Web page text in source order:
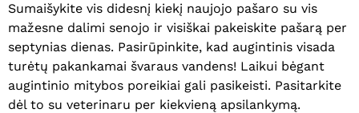
Sumaišykite vis didesnį kiekį naujojo pašaro su vis
mažesne dalimi senojo ir visiškai pakeiskite pašarą per
septynias dienas. Pasirūpinkite, kad augintinis visada
turėtų pakankamai švaraus vandens! Laikui bėgant
augintinio mitybos poreikiai gali pasikeisti. Pasitarkite
dėl to su veterinaru per kiekvieną apsilankymą.